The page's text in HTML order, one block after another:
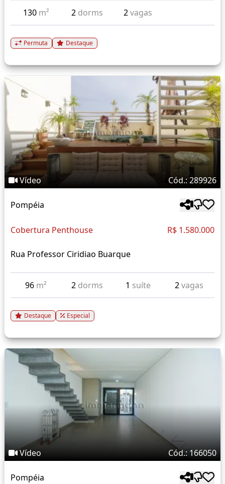
130 m² 2 dorms 2vagas
Permuta Destaque
Vídeo Cód.: 289926
Pompéia
Cobertura Penthouse R$ 1.580.000
Rua Professor Ciridiao Buarque
96 m² 2 dorms 1 suíte 2vagas
Destaque Especial
Vídeo Cód.: 166050
Pompéia